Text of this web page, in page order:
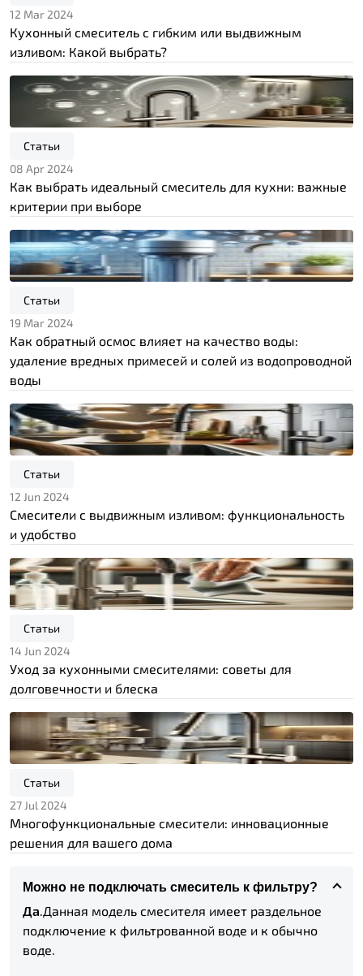
12 Mar 2024
Кухонный смеситель с гибким или выдвижным
изливом: Какой выбрать?
Статьи
08 Apr 2024
Как выбрать идеальный смеситель для кухни: важные
критерии при выборе
Статьи
19 Mar 2024
Как обратный осмос влияет на качество воды:
удаление вредных примесей и солей из водопроводной
воды
Статьи
12 Jun 2024
Смесители с выдвижным изливом: функциональность
и удобство
Статьи
14 Jun 2024
Уход за кухонными смесителями: советы для
долговечности и блеска
Статьи
27 Jul 2024
Многофункциональные смесители: инновационные
решения для вашего дома
Можно не подключать смеситель к фильтру?
Да.Данная модель смесителя имеет раздельное
подключение к фильтрованной воде и к обычно
воде.